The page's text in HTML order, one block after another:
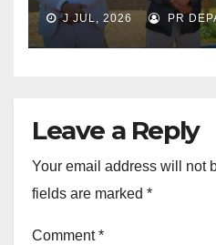
J JUL, 2026 PR
Leave a Reply
Your email address will not
fields are marked *
Comment*